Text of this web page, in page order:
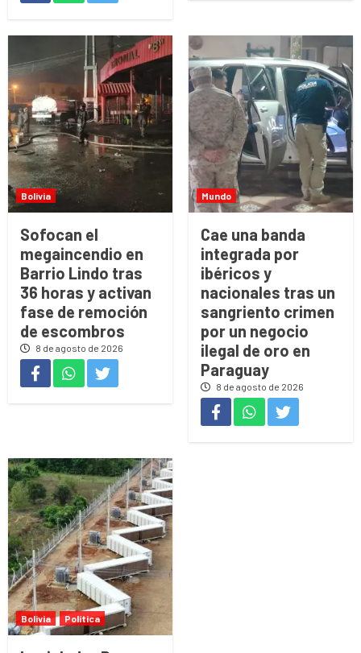
Bolivia
Sofocan el
megaincendio en
Barrio Lindo tras
36 horas y activan
fase de remoción
de escombros
8 de agosto de 2026
Mundo
Cae una banda
integrada por
ibéricos y
nacionales tras un
sangriento crimen
por un negocio
ilegal de oro en
Paraguay
8 de agosto de 2026
Bolivia Política